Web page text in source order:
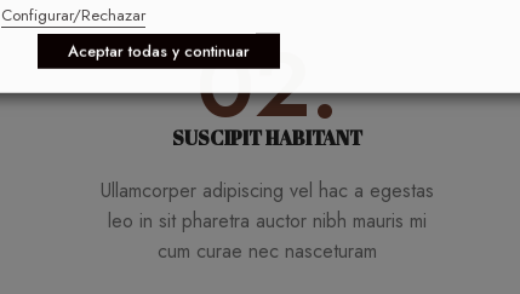
02.
SUSCIPIT HABITANT
Ullamcorper adipiscing vel hac a egestas
leo in sit pharetra auctor nibh mauris mi
cum curae nec nasceturam
Configurar/Rechazar
Aceptar todas y continuar